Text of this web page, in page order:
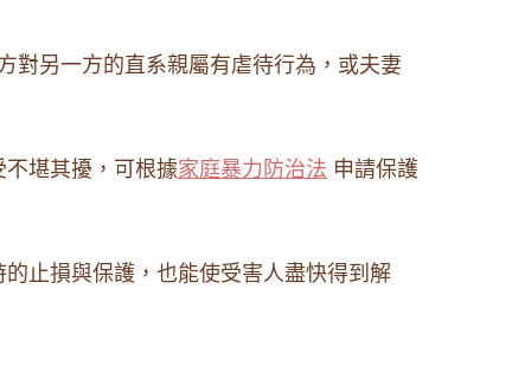
對另一方的直系親屬有虐待行為，或夫妻
堪其擾，可根據家庭暴力防治法 申請保護
止損與保護，也能使受害人盡快得到解